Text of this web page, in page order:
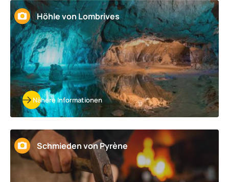
Höhle von Lombrives
Nähere Informationen
Schmieden von Pyrène